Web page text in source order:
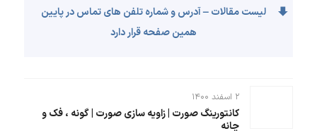
لیست مقالات – آدرس و شماره تلفن های تماس در پایین
همین صفحه قرار دارد
۲ اسفند ۱۴۰۰
کانتورینگ صورت | زاویه سازی صورت | گونه ، فک و
چانه